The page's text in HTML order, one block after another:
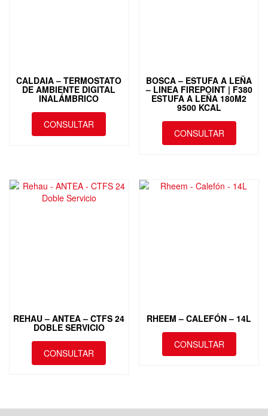
CALDAIA – TERMOSTATO
DE AMBIENTE DIGITAL
INALÁMBRICO
CONSULTAR
BOSCA – ESTUFA A LEÑA
– LINEA FIREPOINT | F380
ESTUFA A LEÑA 180M2
9500 KCAL
CONSULTAR
REHAU – ANTEA – CTFS 24
DOBLE SERVICIO
CONSULTAR
RHEEM – CALEFÓN – 14L
CONSULTAR